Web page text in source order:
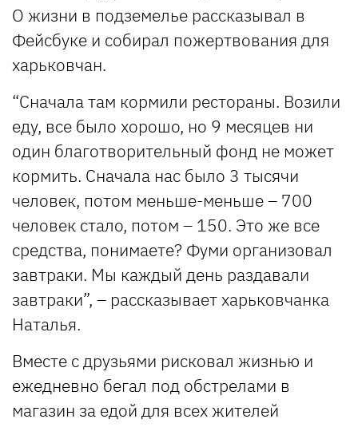
О жизни в подземелье рассказывал в
Фейсбуке и собирал пожертвования для
харьковчан.
“Сначала там кормили рестораны. Возили
еду, все было хорошо, но 9 месяцев ни
один благотворительный фонд не может
кормить. Сначала нас было 3 тысячи
человек, потом меньше-меньше – 700
человек стало, потом – 150. Это же все
средства, понимаете? Фуми организовал
завтраки. Мы каждый день раздавали
завтраки”, – рассказывает харьковчанка
Наталья.
Вместе с друзьями рисковал жизнью и
ежедневно бегал под обстрелами в
магазин за едой для всех жителей